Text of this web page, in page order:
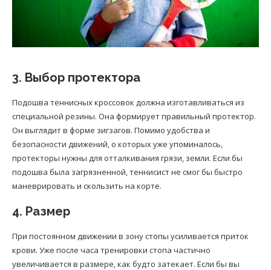
3. Выбор протектора
Подошва теннисных кроссовок должна изготавливаться из
специальной резины. Она формирует правильный протектор.
Он выглядит в форме зигзагов. Помимо удобства и
безопасности движений, о которых уже упоминалось,
протекторы нужны для отталкивания грязи, земли. Если бы
подошва была загрязненной, теннисист не смог бы быстро
маневрировать и скользить на корте.
4. Размер
При постоянном движении в зону стопы усиливается приток
крови. Уже после часа тренировки стопа частично
увеличивается в размере, как будто затекает. Если бы вы